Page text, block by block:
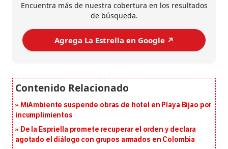
Encuentra más de nuestra cobertura en los resultados
de búsqueda.
Agrega La Estrella en Google ↗️
MiAmbiente suspende obras de hotel en Playa Bijao por
incumplimientos
De la Espriella promete recuperar el orden y declara
agotado el diálogo con grupos armados en Colombia